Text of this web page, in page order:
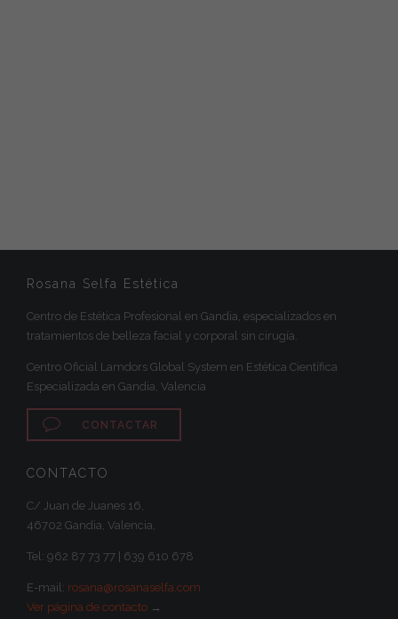
Rosana Selfa Estética
Centro de Estética Profesional en Gandia, especializados en
tratamientos de belleza facial y corporal sin cirugía.
Centro Oficial Lamdors Global System en Estética Científica
Especializada en Gandia, Valencia
 CONTACTAR
CONTACTO
C/ Juan de Juanes 16,
46702 Gandia, Valencia,
Tel: 962 87 73 77 | 639 610 678‬
E-mail: rosana@rosanaselfa.com
Ver página de contacto →